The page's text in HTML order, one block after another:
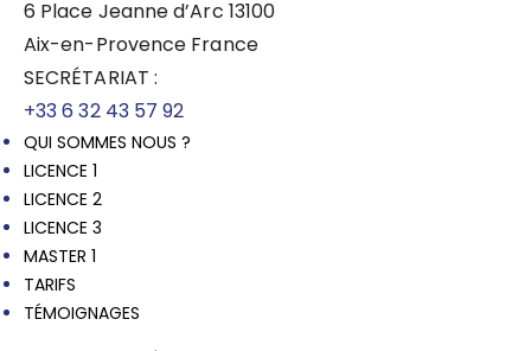
6 Place Jeanne d’Arc 13100
Aix-en-Provence France
SECRÉTARIAT :
+33 6 32 43 57 92
QUI SOMMES NOUS ?
LICENCE 1
LICENCE 2
LICENCE 3
MASTER 1
TARIFS
TÉMOIGNAGES